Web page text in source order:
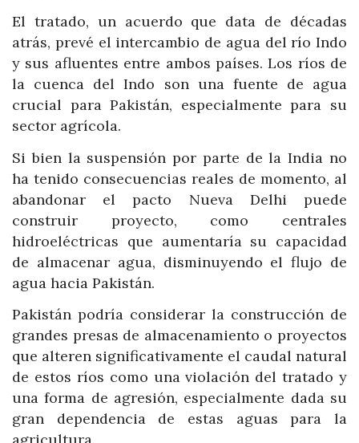
El tratado, un acuerdo que data de décadas
atrás, prevé el intercambio de agua del río Indo
y sus afluentes entre ambos países. Los ríos de
la cuenca del Indo son una fuente de agua
crucial para Pakistán, especialmente para su
sector agrícola.
Si bien la suspensión por parte de la India no
ha tenido consecuencias reales de momento, al
abandonar el pacto Nueva Delhi puede
construir proyecto, como centrales
hidroeléctricas que aumentaría su capacidad
de almacenar agua, disminuyendo el flujo de
agua hacia Pakistán.
Pakistán podría considerar la construcción de
grandes presas de almacenamiento o proyectos
que alteren significativamente el caudal natural
de estos ríos como una violación del tratado y
una forma de agresión, especialmente dada su
gran dependencia de estas aguas para la